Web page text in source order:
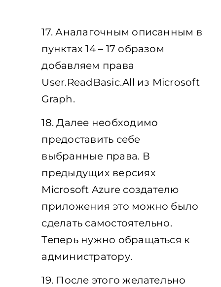
17. Аналагочным описанным в
пунктах 14 – 17 образом
добавляем права
User.ReadBasic.All из Microsoft
Graph.
18. Далее необходимо
предоставить себе
выбранные права. В
предыдущих версиях
Microsoft Azure создателю
приложения это можно было
сделать самостоятельно.
Теперь нужно обращаться к
администратору.
19. После этого желательно